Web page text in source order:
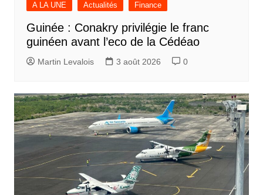
A LA UNE Actualités Finance
Guinée : Conakry privilégie le franc
guinéen avant l’eco de la Cédéao
Martin Levalois 3 août 2026 0